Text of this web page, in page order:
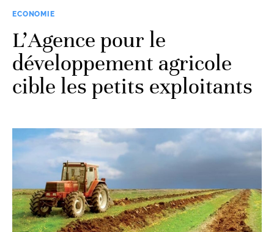
ECONOMIE
L’Agence pour le
développement agricole
cible les petits exploitants